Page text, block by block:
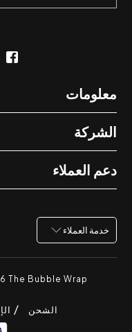
معلومات
الشركة
دعم العملاء
خدمة العملاء
The Bubble Wrap
الشحن